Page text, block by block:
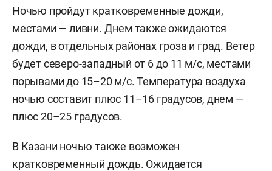
Ночью пройдут кратковременные дожди,
местами — ливни. Днем также ожидаются
дожди, в отдельных районах гроза и град. Ветер
будет северо-западный от 6 до 11 м/с, местами
порывами до 15–20 м/с. Температура воздуха
ночью составит плюс 11–16 градусов, днем —
плюс 20–25 градусов.
В Казани ночью также возможен
кратковременный дождь. Ожидается